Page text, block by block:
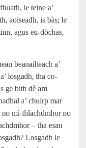
le teine a’
aoiseadh, is bàs; le
agus eu‑dòchas,
beanailteach a’
losgadh, tha co-
ge bith dè am
a’ chuirp mar
mì-thlachdmhor no
– tha esan
Losgadh le